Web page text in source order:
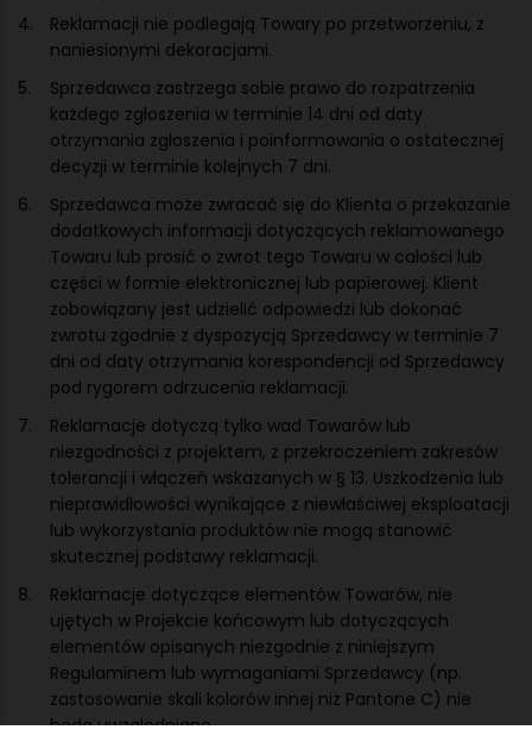
Reklamacji nie podlegają Towary po przetworzeniu, z
naniesionymi dekoracjami.
Sprzedawca zastrzega sobie prawo do rozpatrzenia
każdego zgłoszenia w terminie 14 dni od daty
otrzymania zgłoszenia i poinformowania o ostatecznej
decyzji w terminie kolejnych 7 dni.
Sprzedawca może zwracać się do Klienta o przekazanie
dodatkowych informacji dotyczących reklamowanego
Towaru lub prosić o zwrot tego Towaru w całości lub
części w formie elektronicznej lub papierowej. Klient
zobowiązany jest udzielić odpowiedzi lub dokonać
zwrotu zgodnie z dyspozycją Sprzedawcy w terminie 7
dni od daty otrzymania korespondencji od Sprzedawcy
pod rygorem odrzucenia reklamacji.
Reklamacje dotyczą tylko wad Towarów lub
niezgodności z projektem, z przekroczeniem zakresów
tolerancji i włączeń wskazanych w § 13. Uszkodzenia lub
nieprawidłowości wynikające z niewłaściwej eksploatacji
lub wykorzystania produktów nie mogą stanowić
skutecznej podstawy reklamacji.
Reklamacje dotyczące elementów Towarów, nie
ujętych w Projekcie końcowym lub dotyczących
elementów opisanych niezgodnie z niniejszym
Regulaminem lub wymaganiami Sprzedawcy (np.
zastosowanie skali kolorów innej niż Pantone C) nie
będą uwzględniane.